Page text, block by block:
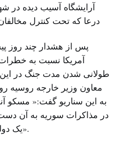
آرایشگاه آسیب دیده در
درعا که تحت کنترل
پس از هشدار چند روز
آمریکا نسبت به
طولانی شدن مدت جنگ در
معاون وزیر خارجه روسیه
به این سناریو گفت:« مسکو
در مذاکرات سوریه به آن دست
یک دولت فدرال را تأیید می کند».